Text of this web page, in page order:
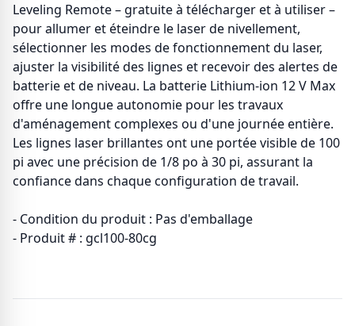
Leveling Remote – gratuite à télécharger et à utiliser –
pour allumer et éteindre le laser de nivellement,
sélectionner les modes de fonctionnement du laser,
ajuster la visibilité des lignes et recevoir des alertes de
batterie et de niveau. La batterie Lithium-ion 12 V Max
offre une longue autonomie pour les travaux
d'aménagement complexes ou d'une journée entière.
Les lignes laser brillantes ont une portée visible de 100
pi avec une précision de 1/8 po à 30 pi, assurant la
confiance dans chaque configuration de travail.
- Condition du produit : Pas d'emballage
- Produit # : gcl100-80cg